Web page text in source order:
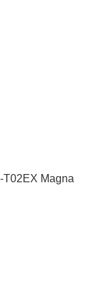
T02EX Magna